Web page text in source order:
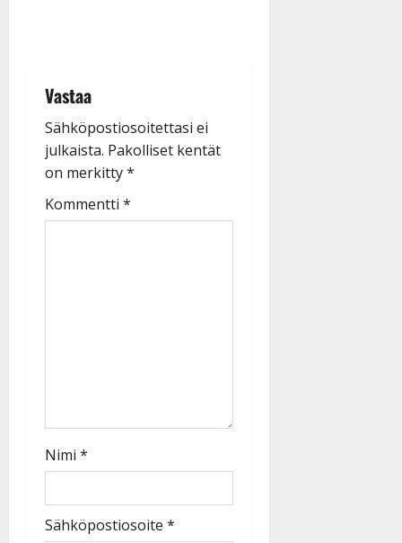
Vastaa
Sähköpostiosoitettasi ei
julkaista. Pakolliset kentät
on merkitty*
Kommentti *
Nimi *
Sähköpostiosoite *